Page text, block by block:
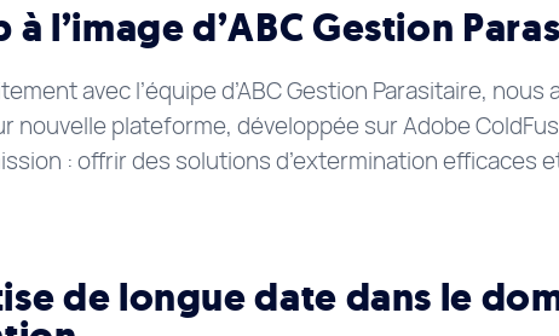
l’image d’ABC Gestion
avec l’équipe d’ABC Gestion Parasitaire,
nouvelle plateforme, développée sur Adobe
: offrir des solutions d’extermination efficaces
de longue date dans le